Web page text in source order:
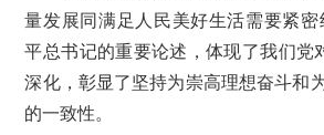
量发展同满足人民美好生活需要紧
平总书记的重要论述，体现了我们党
深化，彰显了坚持为崇高理想奋斗和
的一致性。